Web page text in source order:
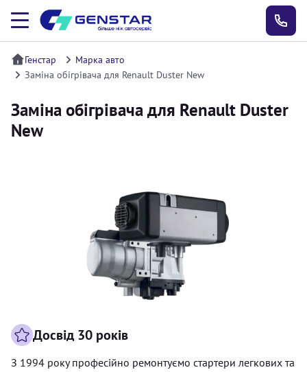
Генстар
Марка авто
Заміна обігрівача для Renault Duster New
Заміна обігрівача для Renault Duster
New
Досвід 30 років
З 1994 року професійно ремонтуємо стартери легкових та